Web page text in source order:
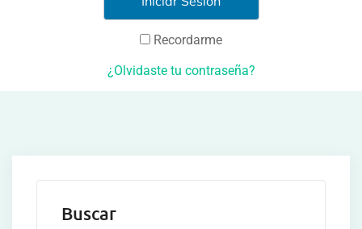
Recordarme
¿Olvidaste tu contraseña?
Buscar